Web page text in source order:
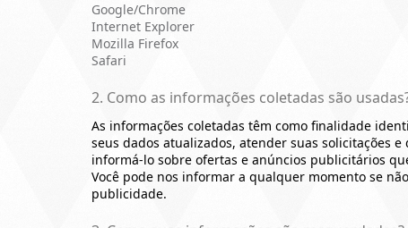
Google/Chrome
Internet Explorer
Mozilla Firefox
Safari
2. Como as informações coletadas são
As informações coletadas têm como finalidade
seus dados atualizados, atender suas solicitações
informá-lo sobre ofertas e anúncios publicitários
Você pode nos informar a qualquer momento se
publicidade.